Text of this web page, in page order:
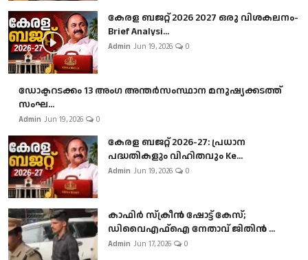
കേരള ബജറ്റ് 2026 2027 ഒരു വിശകലനം-
Brief Analysi...
Admin Jun 19, 2026 0
ഡോക്ടറടക്കം 13 അംഗ അന്തർസംസ്ഥാന മനുഷ്യക്കടത്ത്
സംഘ...
Admin Jun 19, 2026 0
കേരള ബജറ്റ് 2026-27: പ്രധാന
പദ്ധതികളും വിഹിതവും Ke...
Admin Jun 19, 2026 0
കാഫിർ സ്‌ക്രീൻ ഷോട്ട് കേസ്;
ഡിവൈഎഫ്ഐ നേതാവ് ജിതിൻ ...
Admin Jun 17, 2026 0